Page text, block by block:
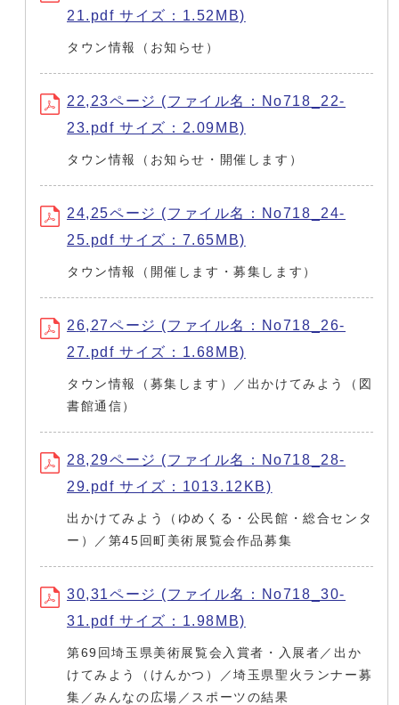
21.pdf サイズ：1.52MB)
タウン情報（お知らせ）
22,23ページ (ファイル名：No718_22-
23.pdf サイズ：2.09MB)
タウン情報（お知らせ・開催します）
24,25ページ (ファイル名：No718_24-
25.pdf サイズ：7.65MB)
タウン情報（開催します・募集します）
26,27ページ (ファイル名：No718_26-
27.pdf サイズ：1.68MB)
タウン情報（募集します）／出かけてみよう（図
書館通信）
28,29ページ (ファイル名：No718_28-
29.pdf サイズ：1013.12KB)
出かけてみよう（ゆめくる・公民館・総合センタ
ー）／第45回町美術展覧会作品募集
30,31ページ (ファイル名：No718_30-
31.pdf サイズ：1.98MB)
第69回埼玉県美術展覧会入賞者・入展者／出か
けてみよう（けんかつ）／埼玉県聖火ランナー募
集／みんなの広場／スポーツの結果